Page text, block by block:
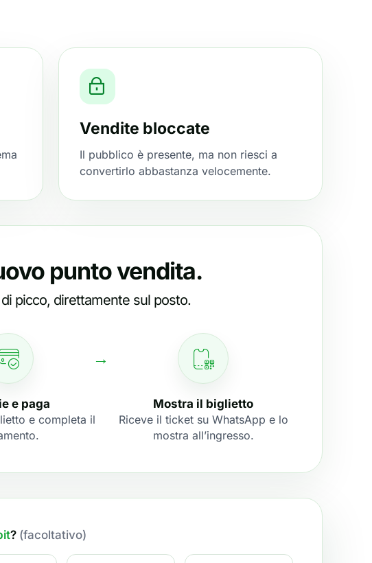
Vendite bloccate
Il pubblico è presente, ma non riesci a
convertirlo abbastanza velocemente.
punto vendita.
picco, direttamente sul posto.
e paga
e completa il
Mostra il biglietto
Riceve il ticket su WhatsApp e lo
mostra all’ingresso.
? (facoltativo)